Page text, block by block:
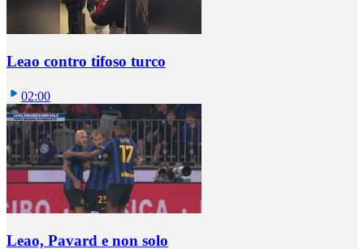
Leao contro tifoso turco
02:00
Leao, Pavard e non solo